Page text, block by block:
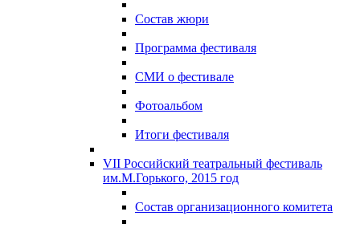
Состав жюри
Программа фестиваля
СМИ о фестивале
Фотоальбом
Итоги фестиваля
VII Российский театральный фестиваль
им.М.Горького, 2015 год
Состав организационного комитета